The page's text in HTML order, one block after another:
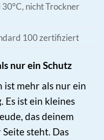
nicht Trockner
100 zertifiziert
nur ein Schutz
ist mehr als nur ein
ist ein kleines
das deinem
steht. Das